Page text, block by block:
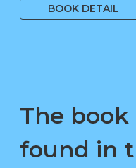
BOOK DETAIL
The book
found in